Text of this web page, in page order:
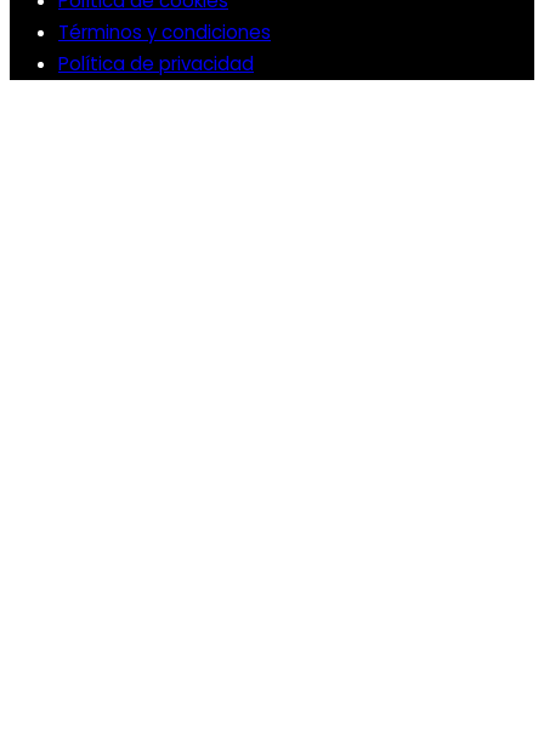
Términos y condiciones
Política de privacidad